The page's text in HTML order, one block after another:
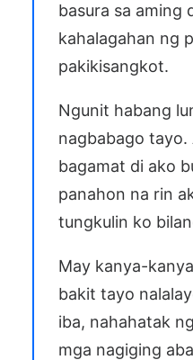
basura sa aming
kahalagahan ng
pakikisangkot.
Ngunit habang
nagbabago tayo.
bagamat di ako
panahon na rin
tungkulin ko
May kanya-
bakit tayo
iba, nahahatak
mga nagiging